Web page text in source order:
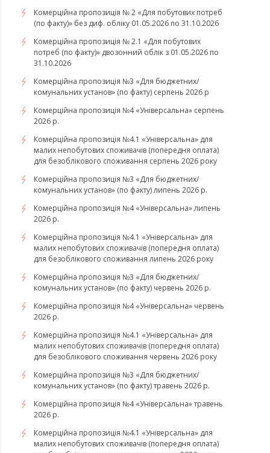
Комерційна пропозиція № 2 «Для побутових потреб
(по факту)» без диф. обліку 01.05.2026 по 31.10.2026
Комерційна пропозиція № 2.1 «Для побутових
потреб (по факту)» двозонний облік з 01.05.2026 по
31.10.2026
Комерційна пропозиція №3 «Для бюджетних/
комунальних установ» (по факту) серпень 2026 р
Комерційна пропозиція №4 «Універсальна» серпень
2026 р.
Комерційна пропозиція №4.1 «Універсальна» для
малих непобутових споживачів (попередня оплата)
для безоблікового споживання серпень 2026 року
Комерційна пропозиція №3 «Для бюджетних/
комунальних установ» (по факту) липень 2026 р.
Комерційна пропозиція №4 «Універсальна» липень
2026 р.
Комерційна пропозиція №4.1 «Універсальна» для
малих непобутових споживачів (попередня оплата)
для безоблікового споживання липень 2026 року
Комерційна пропозиція №3 «Для бюджетних/
комунальних установ» (по факту) червень 2026 р.
Комерційна пропозиція №4 «Універсальна» червень
2026 р.
Комерційна пропозиція №4.1 «Універсальна» для
малих непобутових споживачів (попередня оплата)
для безоблікового споживання червень 2026 року
Комерційна пропозиція №3 «Для бюджетних/
комунальних установ» (по факту) травень 2026 р.
Комерційна пропозиція №4 «Універсальна» травень
2026 р.
Комерційна пропозиція №4.1 «Універсальна» для
малих непобутових споживачів (попередня оплата)